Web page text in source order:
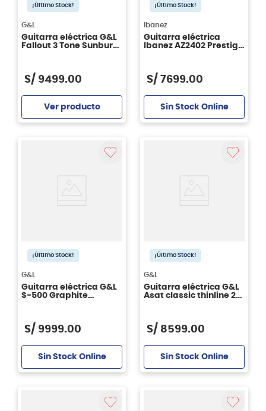
¡Último Stock!
G&L
Guitarra eléctrica G&L
Fallout 3 Tone Sunburst
S/ 9499.00
Ver producto
¡Último Stock!
Ibanez
Guitarra eléctrica
Ibanez AZ2402 Prestige
S/ 7699.00
Sin Stock Online
¡Último Stock!
G&L
Guitarra eléctrica G&L
S-500 Graphite
S/ 9999.00
Sin Stock Online
¡Último Stock!
G&L
Guitarra eléctrica G&L
Asat classic thinline 2
S/ 8599.00
Sin Stock Online